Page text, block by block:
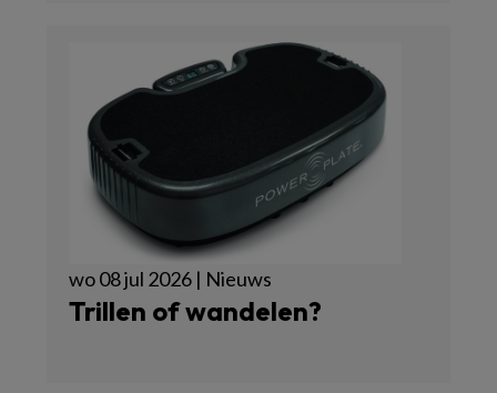
wo 08 jul 2026 | Nieuws
Trillen of wandelen?